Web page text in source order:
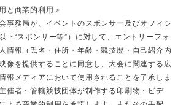
と商業的利用＞
事務局が、イベントのスポンサー及びオフィシ
下“スポンサー等”）に対して、エントリーフォ
情報（氏名・住所・年齢・競技歴・自己紹介内
像を提供することに同意し、大会に関連する広
報メディアにおいて使用されることを了承しま
催者・管轄競技団体が制作する印刷物・ビデ